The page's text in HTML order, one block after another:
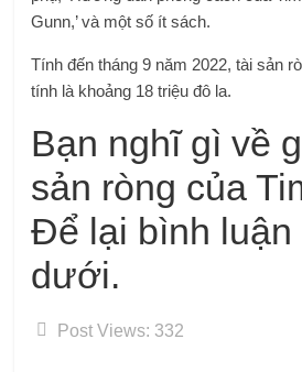
Gunn,’ và một số ít sách.
Tính đến tháng 9 năm 2022, tài sản
tính là khoảng 18 triệu đô la.
Bạn nghĩ gì về
sản ròng của
Để lại bình luận
dưới.
Post Views: 332